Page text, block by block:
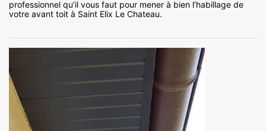
professionnel qu’il vous faut pour mener à bien l’habillage de
votre avant toit à Saint Elix Le Chateau.